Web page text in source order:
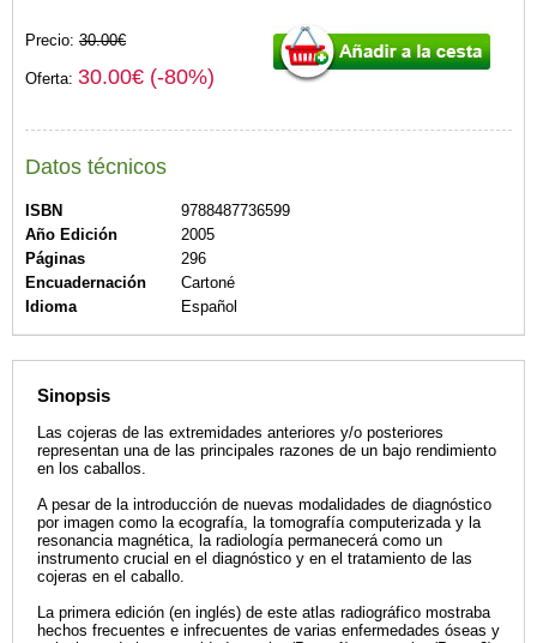
Precio: 30.00€
Oferta: 30.00€ (-80%)
Datos técnicos
ISBN
9788487736599
Año Edición
2005
Páginas
296
Encuadernación
Cartoné
Idioma
Español
Sinopsis
Las cojeras de las extremidades anteriores y/o posteriores
representan una de las principales razones de un bajo rendimiento
en los caballos.
A pesar de la introducción de nuevas modalidades de diagnóstico
por imagen como la ecografía, la tomografía computerizada y la
resonancia magnética, la radiología permanecerá como un
instrumento crucial en el diagnóstico y en el tratamiento de las
cojeras en el caballo.
La primera edición (en inglés) de este atlas radiográfico mostraba
hechos frecuentes e infrecuentes de varias enfermedades óseas y